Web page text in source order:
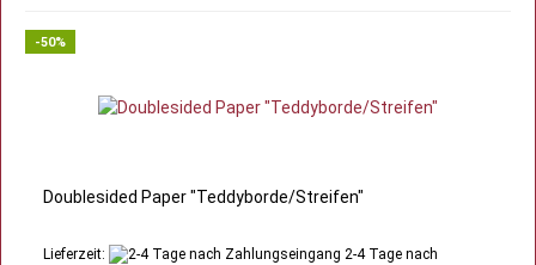
-50%
Doublesided Paper "Teddyborde/Streifen"
Lieferzeit:
2-4 Tage nach